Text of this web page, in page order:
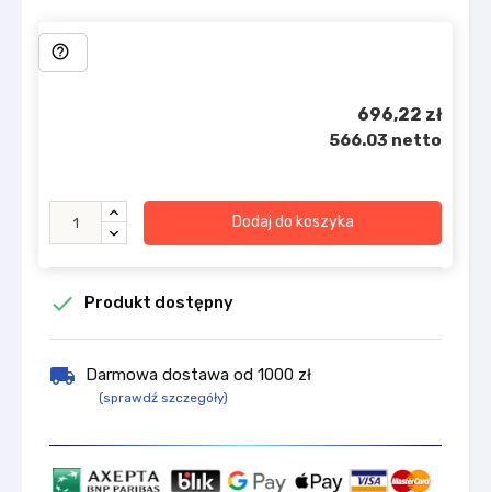
help_outline
696,22 zł
566.03 netto
Dodaj do koszyka
 Produkt dostępny
local_shipping Darmowa dostawa od 1000 zł
(sprawdź szczegóły)